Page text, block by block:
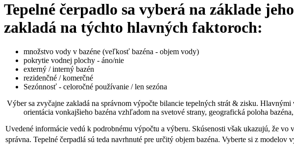
Tepelné čerpadlo sa vyberá na základe
zakladá na týchto hlavných faktoroch:
množstvo vody v bazéne (veľkosť bazéna - objem vody)
pokrytie vodnej plochy - áno/nie
externý / interný bazén
rezidenčné / komerčné
Sezónnosť - celoročné používanie / len sezóna
Výber sa zvyčajne zakladá na správnom výpočte bilancie tepelných strát & zisku.
orientácia vonkajšieho bazéna vzhľadom na svetové strany, geografická poloha
Uvedené informácie vedú k podrobnému výpočtu a výberu. Skúsenosti však ukazujú, že
správna. Tepelné čerpadlá sú teda navrhnuté pre určitý objem bazéna. Vyberte si z modelov